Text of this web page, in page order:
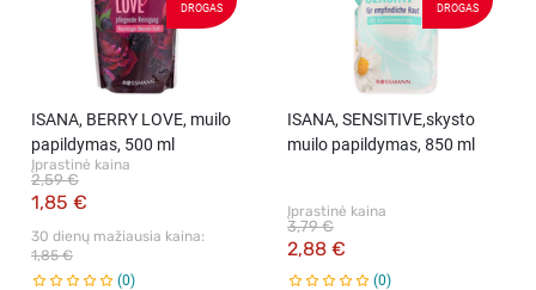
DROGAS
ISANA, BERRY LOVE, muilo
papildymas, 500 ml
Įprastinė kaina
1,85 €
2,59 €
30 dienų mažiausia kaina:
1,85 €
0
DROGAS
ISANA, SENSITIVE,skysto
muilo papildymas, 850 ml
Įprastinė kaina
2,88 €
3,79 €
0